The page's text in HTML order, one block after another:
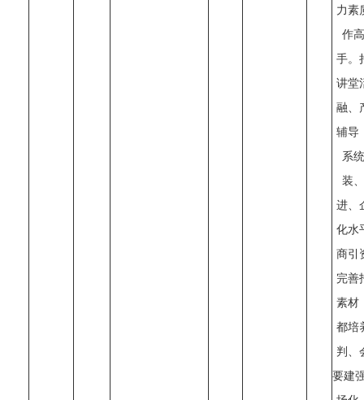
力素
作
手。
讲堂
融、
辅导
系
装
进、
化水
商引
完善
素材
都培
判、
要建